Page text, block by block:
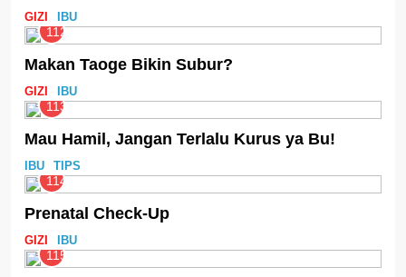
GIZI IBU
112
Makan Taoge Bikin Subur?
GIZI IBU
113
Mau Hamil, Jangan Terlalu Kurus ya Bu!
IBU TIPS
114
Prenatal Check-Up
GIZI IBU
115